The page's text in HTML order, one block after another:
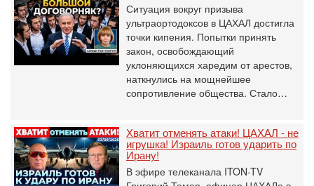
Ситуация вокруг призыва
ультраортодоксов в ЦАХАЛ достигла
точки кипения. Попытки принять
закон, освобождающий
уклоняющихся харедим от арестов,
наткнулись на мощнейшее
сопротивление общества. Стало…
Хватит отменять атаки! ЦАХАЛ - не
игрушка! Израиль готов ударить по
Ирану!
В эфире телеканала ITON-TV